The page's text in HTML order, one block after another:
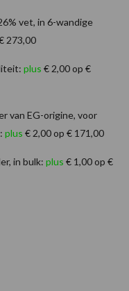
vet, in 6-wandige
273,00
plus € 2,00 op €
van EG-origine, voor
plus € 2,00 op € 171,00
in bulk: plus € 1,00 op €